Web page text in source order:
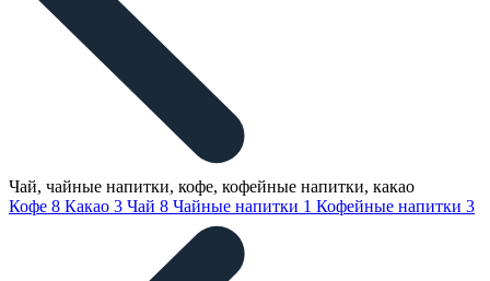
Чай, чайные напитки, кофе, кофейные напитки, какао
Кофе 8 Какао 3 Чай 8 Чайные напитки 1 Кофейные напитки 3